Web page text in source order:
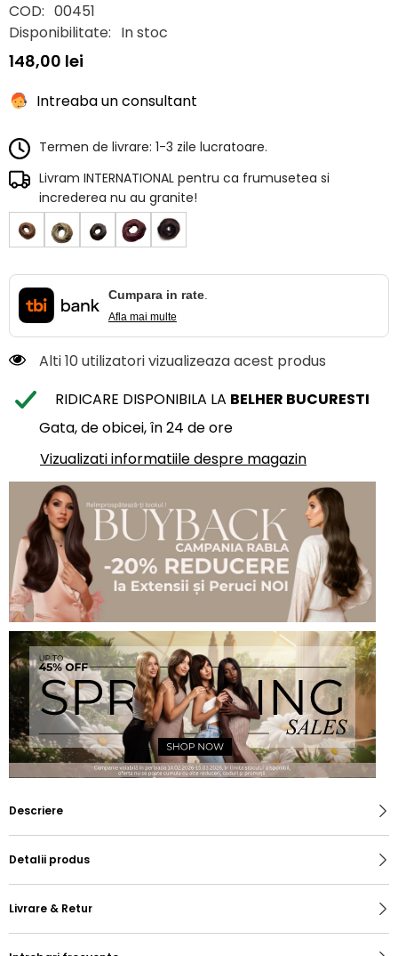
COD: 00451
Disponibilitate: In stoc
148,00 lei
Intreaba un consultant
Termen de livrare: 1-3 zile lucratoare.
Livram INTERNATIONAL pentru ca frumusetea si
increderea nu au granite!
Cumpara in rate.
Afla mai multe
Alti 10 utilizatori vizualizeaza acest produs
RIDICARE DISPONIBILA LA BELHER BUCURESTI
Gata, de obicei, în 24 de ore
Vizualizati informatiile despre magazin
Descriere
Detalii produs
Livrare & Retur